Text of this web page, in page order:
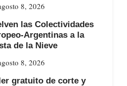
8, 2026
las Colectividades
Argentinas a la
de la Nieve
8, 2026
gratuito de corte y